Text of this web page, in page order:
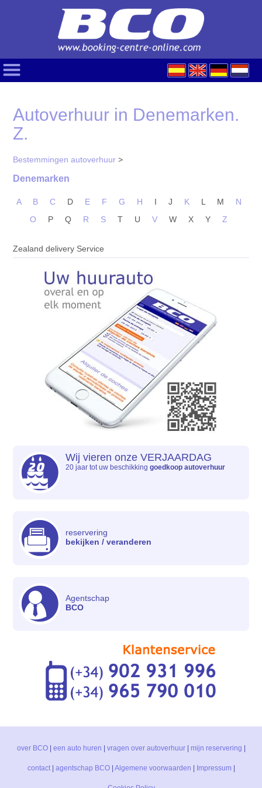
Autoverhuur in Denemarken.
Z.
Bestemmingen autoverhuur >
Denemarken
A B C D E F G H I J K L M
N
O
P Q R S T U V W X Y Z
Zealand delivery Service
Wij vieren onze VERJAARDAG
20 jaar tot uw beschikkinggoedkoop autoverhuur
reservering
bekijken / veranderen
Agentschap
BCO
over BCO| een auto huren | vragen over autoverhuur| mijn reservering |
contact| agentschap BCO| Algemene voorwaarden | Impressum|